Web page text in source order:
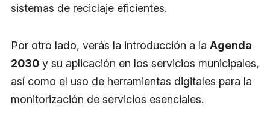
sistemas de reciclaje eficientes.
Por otro lado, verás la introducción a la Agenda
2030 y su aplicación en los servicios municipales,
así como el uso de herramientas digitales para la
monitorización de servicios esenciales.